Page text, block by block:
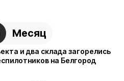
Месяц
и два склада загорелись
на Белгород